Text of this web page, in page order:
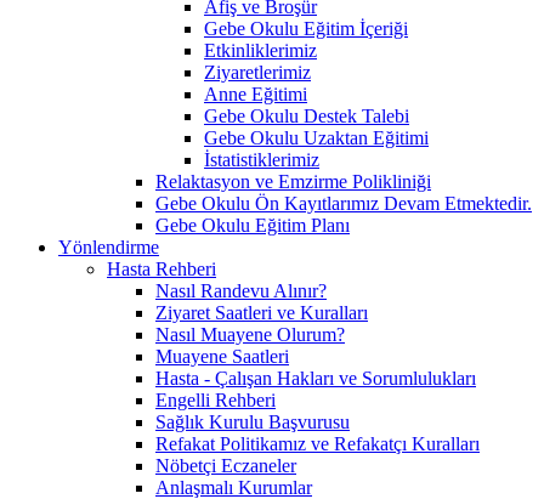
Afiş ve Broşür
Gebe Okulu Eğitim İçeriği
Etkinliklerimiz
Ziyaretlerimiz
Anne Eğitimi
Gebe Okulu Destek Talebi
Gebe Okulu Uzaktan Eğitimi
İstatistiklerimiz
Relaktasyon ve Emzirme Polikliniği
Gebe Okulu Ön Kayıtlarımız Devam Etmektedir.
Gebe Okulu Eğitim Planı
Yönlendirme
Hasta Rehberi
Nasıl Randevu Alınır?
Ziyaret Saatleri ve Kuralları
Nasıl Muayene Olurum?
Muayene Saatleri
Hasta - Çalışan Hakları ve Sorumlulukları
Engelli Rehberi
Sağlık Kurulu Başvurusu
Refakat Politikamız ve Refakatçı Kuralları
Nöbetçi Eczaneler
Anlaşmalı Kurumlar